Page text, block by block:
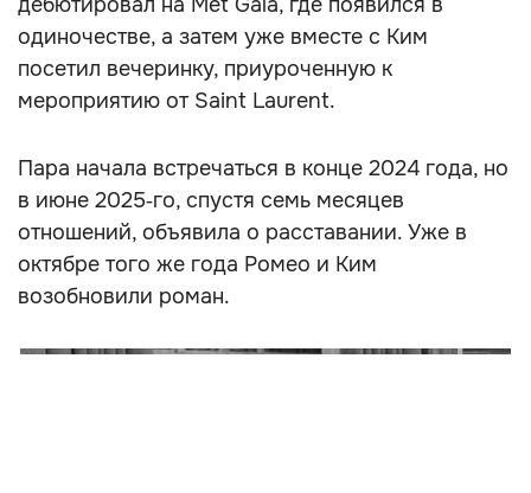
одиночестве, а затем уже вместе с Ким
посетил вечеринку, приуроченную к
мероприятию от Saint Laurent.
Пара начала встречаться в конце 2024 года, но
в июне 2025‑го, спустя семь месяцев
отношений, объявила о расставании. Уже в
октябре того же года Ромео и Ким
возобновили роман.